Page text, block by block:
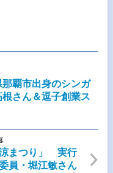
那覇市出身のシンガ
さん＆逗子創業ス
涼まつり」 実行
員・堀江敏さん